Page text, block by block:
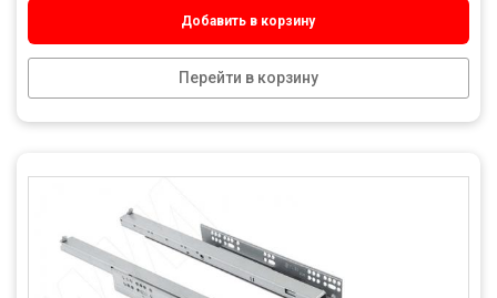
Добавить в корзину
Перейти в корзину